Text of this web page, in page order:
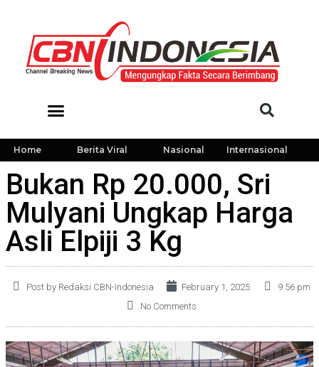
Home Berita Viral Nasional Internasional
Bukan Rp 20.000, Sri
Mulyani Ungkap Harga
Asli Elpiji 3 Kg
Post by Redaksi CBN-Indonesia February 1, 2025
9:56 pm
No Comments